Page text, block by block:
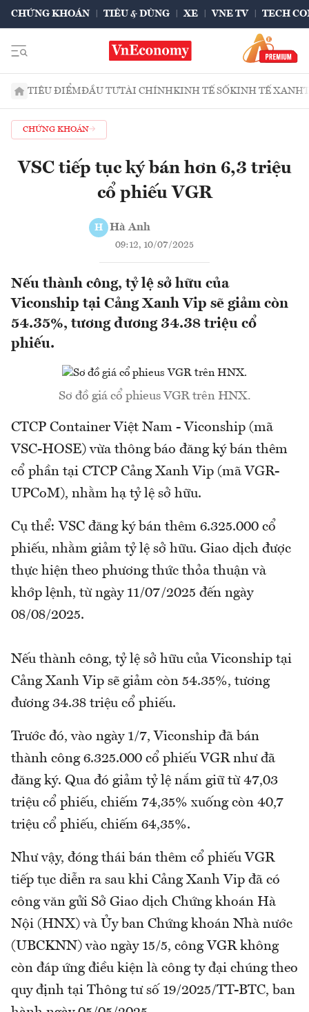
CHỨNG KHOÁN TIÊU & DÙNG XE VNE TV TECH
TIÊU ĐIỂMĐẦU TƯTÀI CHÍNHKINH TẾ SỐKINH TẾ XANH
CHỨNG KHOÁN
VSC tiếp tục ký bán hơn 6,3 triệu
cổ phiếu VGR
H Hà Anh
09:12, 10/07/2025
Nếu thành công, tỷ lệ sở hữu của
Viconship tại Cảng Xanh Vip sẽ giảm còn
54.35%, tương đương 34.38 triệu cổ
phiếu.
Sơ đồ giá cổ phieus VGR trên HNX.
CTCP Container Việt Nam - Viconship (mã
VSC-HOSE) vừa thông báo đăng ký bán thêm
cổ phần tại CTCP Cảng Xanh Vip (mã VGR-
UPCoM), nhằm hạ tỷ lệ sở hữu.
Cụ thể: VSC đăng ký bán thêm 6.325.000 cổ
phiếu, nhằm giảm tỷ lệ sở hữu. Giao dịch được
thực hiện theo phương thức thỏa thuận và
khớp lệnh, từ ngày 11/07/2025 đến ngày
08/08/2025.
Nếu thành công, tỷ lệ sở hữu của Viconship tại
Cảng Xanh Vip sẽ giảm còn 54.35%, tương
đương 34.38 triệu cổ phiếu.
Trước đó, vào ngày 1/7, Viconship đã bán
thành công 6.325.000 cổ phiếu VGR như đã
đăng ký. Qua đó giảm tỷ lệ nắm giữ từ 47,03
triệu cổ phiếu, chiếm 74,35% xuống còn 40,7
triệu cổ phiếu, chiếm 64,35%.
Như vậy, đóng thái bán thêm cổ phiếu VGR
tiếp tục diễn ra sau khi Cảng Xanh Vip đã có
công văn gửi Sở Giao dịch Chứng khoán Hà
Nội (HNX) và Ủy ban Chứng khoán Nhà nước
(UBCKNN) vào ngày 15/5, công VGR không
còn đáp ứng điều kiện là công ty đại chúng theo
quy định tại Thông tư số 19/2025/TT-BTC, ban